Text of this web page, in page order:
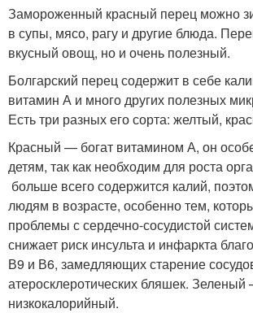
Замороженный красный перец можно
в супы, мясо, рагу и другие блюда.
вкусный овощ, но и очень полезный.
Болгарский перец содержит в себе
витамин А и много других полезных
Есть три разных его сорта: желтый,
Красный — богат витамином А, он
детям, так как необходим для роста
больше всего содержится калий,
людям в возрасте, особенно тем,
проблемы с сердечно-сосудистой
снижает риск инсульта и инфаркта
В9 и В6, замедляющих старение
атеросклеротических бляшек.
низкокалорийный.